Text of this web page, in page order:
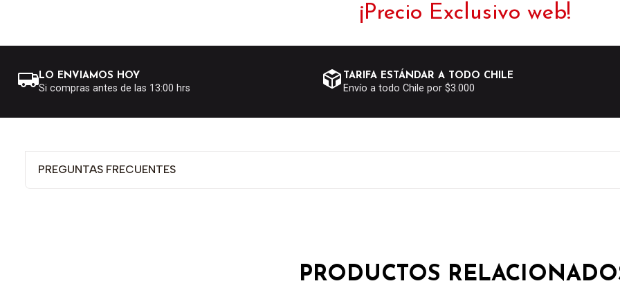
¡Precio Exclusivo web!
LO ENVIAMOS HOY
Si compras antes de las 13:00 hrs
TARIFA ESTÁNDAR A TODO CHILE
Envío a todo Chile por $3.000
PREGUNTAS FRECUENTES
PRODUCTOS